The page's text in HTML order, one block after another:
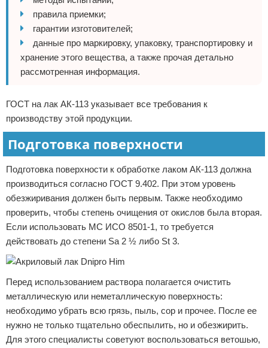
правила приемки;
гарантии изготовителей;
данные про маркировку, упаковку, транспортировку и
хранение этого вещества, а также прочая детально
рассмотренная информация.
ГОСТ на лак АК-113 указывает все требования к
производству этой продукции.
Подготовка поверхности
Подготовка поверхности к обработке лаком АК-113 должна
производиться согласно ГОСТ 9.402. При этом уровень
обезжиривания должен быть первым. Также необходимо
проверить, чтобы степень очищения от окислов была вторая.
Если использовать МС ИСО 8501-1, то требуется
действовать до степени Sa 2 ½ либо St 3.
Перед использованием раствора полагается очистить
металлическую или неметаллическую поверхность:
необходимо убрать всю грязь, пыль, сор и прочее. После ее
нужно не только тщательно обеспылить, но и обезжирить.
Для этого специалисты советуют воспользоваться ветошью,